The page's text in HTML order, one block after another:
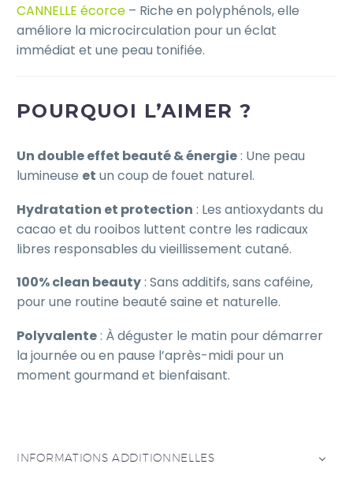
CANNELLE écorce – Riche en polyphénols, elle
améliore la microcirculation pour un éclat
immédiat et une peau tonifiée.
POURQUOI L’AIMER ?
Un double effet beauté & énergie: Une peau
lumineuse et un coup de fouet naturel.
Hydratation et protection : Les antioxydants du
cacao et du rooibos luttent contre les radicaux
libres responsables du vieillissement cutané.
100% clean beauty: Sans additifs, sans caféine,
pour une routine beauté saine et naturelle.
Polyvalente: À déguster le matin pour démarrer
la journée ou en pause l’après-midi pour un
moment gourmand et bienfaisant.
INFORMATIONS ADDITIONNELLES